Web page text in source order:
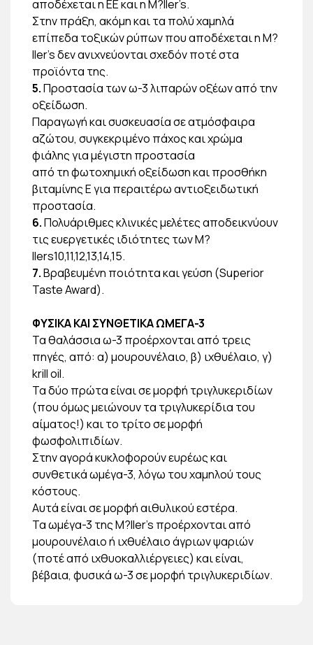
αποδέχεται η ΕΕ και η M?ller’s.
Στην πράξη, ακόμη και τα πολύ χαμηλά
επίπεδα τοξικών ρύπων που αποδέχεται η M?
ller’s δεν ανιχνεύονται σχεδόν ποτέ στα
προϊόντα της.
5.Προστασία των ω-3 λιπαρών οξέων από την
οξείδωση.
Παραγωγή και συσκευασία σε ατμόσφαιρα
αζώτου, συγκεκριμένο πάχος και χρώμα
φιάλης για μέγιστη προστασία
από τη φωτοχημική οξείδωση και προσθήκη
βιταμίνης Ε για περαιτέρω αντιοξειδωτική
προστασία.
6.Πολυάριθμες κλινικές μελέτες αποδεικνύουν
τις ευεργετικές ιδιότητες των M?
llers10,11,12,13,14,15.
7.Βραβευμένη ποιότητα και γεύση (Superior
Taste Award).
ΦΥΣΙΚΑ ΚΑΙ ΣΥΝΘΕΤΙΚΑ ΩΜΕΓΑ-3
Τα θαλάσσια ω-3 προέρχονται από τρεις
πηγές, από: α) μουρουνέλαιο, β) ιχθυέλαιο, γ)
krill oil.
Τα δύο πρώτα είναι σε μορφή τριγλυκεριδίων
(που όμως μειώνουν τα τριγλυκερίδια του
αίματος!) και το τρίτο σε μορφή
φωσφολιπιδίων.
Στην αγορά κυκλοφορούν ευρέως και
συνθετικά ωμέγα-3, λόγω του χαμηλού τους
κόστους.
Αυτά είναι σε μορφή αιθυλικού εστέρα.
Τα ωμέγα-3 της M?ller’s προέρχονται από
μουρουνέλαιο ή ιχθυέλαιο άγριων ψαριών
(ποτέ από ιχθυοκαλλιέργειες) και είναι,
βέβαια, φυσικά ω-3 σε μορφή τριγλυκεριδίων.